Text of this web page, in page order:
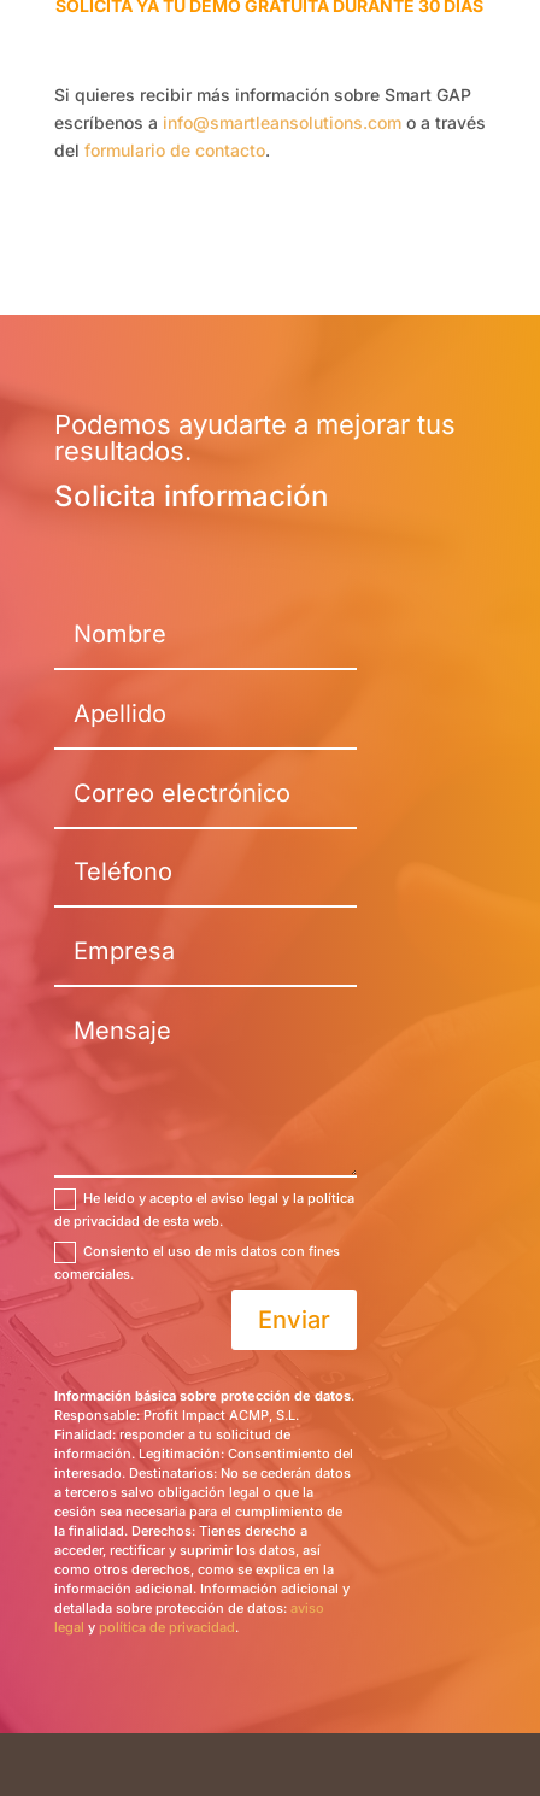
SOLICITA YA TU DEMO GRATUITA DURANTE 30 DÍAS
Si quieres recibir más información sobre Smart GAP
escríbenos a info@smartleansolutions.como a través
del formulario de contacto.
Podemos ayudarte a mejorar tus
resultados.
Solicita información
He leído y acepto el aviso legal y la política
de privacidad de esta web.
Consiento el uso de mis datos con fines
comerciales.
Enviar
Información básica sobre protección de datos.
Responsable: Profit Impact ACMP, S.L.
Finalidad: responder a tu solicitud de
información. Legitimación: Consentimiento del
interesado. Destinatarios: No se cederán datos
a terceros salvo obligación legal o que la
cesión sea necesaria para el cumplimiento de
la finalidad. Derechos: Tienes derecho a
acceder, rectificar y suprimir los datos, así
como otros derechos, como se explica en la
información adicional. Información adicional y
detallada sobre protección de datos: aviso
legal y política de privacidad.